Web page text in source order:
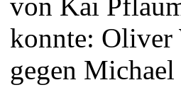
konnte: Oliver
gegen